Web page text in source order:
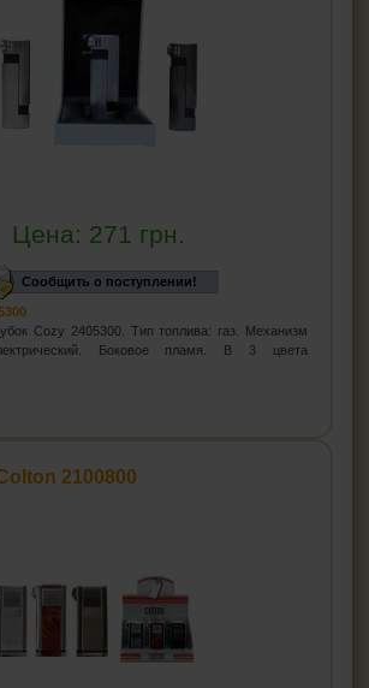
Цена: 271 грн.
Сообщить о поступлении!
Cozy 2405300. Тип топлива: газ. Механизм
Боковое пламя. В 3 цвета
2100800